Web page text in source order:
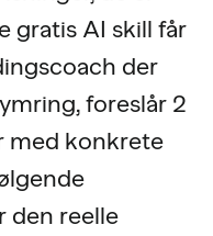
gratis AI skill får
der
foreslår 2
med konkrete
den reelle